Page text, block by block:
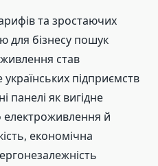
та зростаючих
для бізнесу пошук
став
підприємств
панелі як вигідне
електроживлення й
економічна